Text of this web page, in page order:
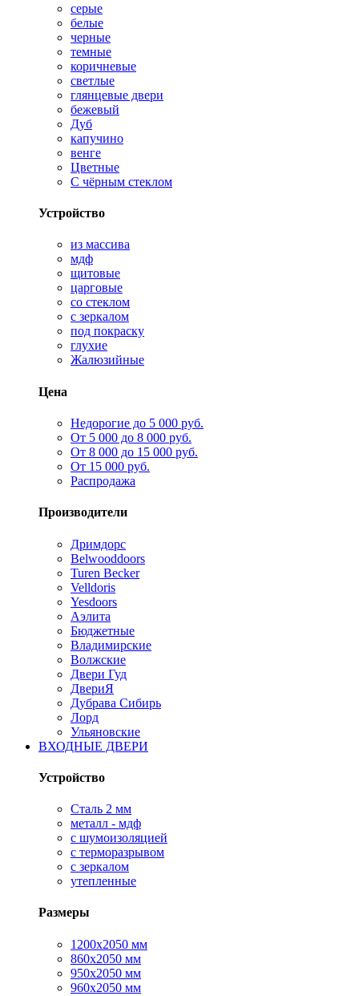
серые
белые
черные
темные
коричневые
светлые
глянцевые двери
бежевый
Дуб
капучино
венге
Цветные
С чёрным стеклом
Устройство
из массива
мдф
щитовые
царговые
со стеклом
с зеркалом
под покраску
глухие
Жалюзийные
Цена
Недорогие до 5 000 руб.
От 5 000 до 8 000 руб.
От 8 000 до 15 000 руб.
От 15 000 руб.
Распродажа
Производители
Дримдорс
Belwooddoors
Turen Becker
Velldoris
Yesdoors
Аэлита
Бюджетные
Владимирские
Волжские
Двери Гуд
ДвериЯ
Дубрава Сибирь
Лорд
Ульяновские
ВХОДНЫЕ ДВЕРИ
Устройство
Сталь 2 мм
металл - мдф
с шумоизоляцией
с терморазрывом
с зеркалом
утепленные
Размеры
1200х2050 мм
860х2050 мм
950х2050 мм
960х2050 мм